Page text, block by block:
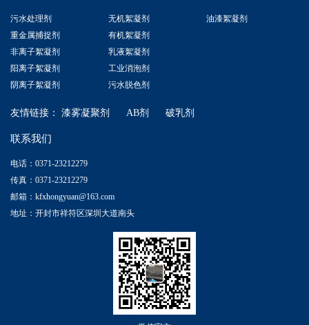
污水处理剂
重金属捕捉剂
非离子絮凝剂
阳离子絮凝剂
阴离子絮凝剂
无机絮凝剂
有机絮凝剂
乳液絮凝剂
工业消泡剂
污水脱色剂
油漆絮凝剂
友情链接： 漆雾凝聚剂 AB剂 破乳剂
联系我们
电话：0371-23212279
传真：0371-23212279
邮箱：kfxhongyuan@163.com
地址：开封市祥符区深圳大道南头